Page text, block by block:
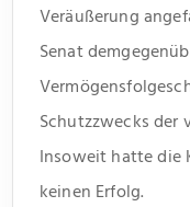
Veräußerung
Senat
Schutzzwecks der
Insoweit hatte die
keinen Erfolg.